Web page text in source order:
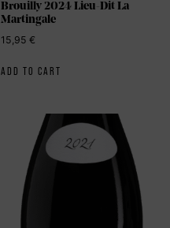
Brouilly 2024 Lieu-Dit La
Martingale
15,95 €
ADD TO CART